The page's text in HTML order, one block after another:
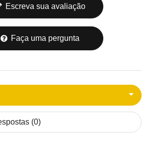
Escreva sua avaliação
Faça uma pergunta
(0)